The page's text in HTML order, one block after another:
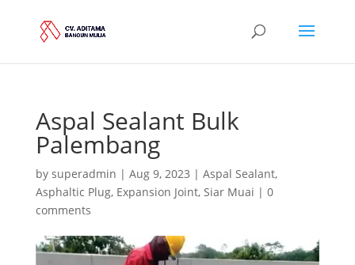
Aspal Sealant Bulk
Palembang
by superadmin | Aug 9, 2023 | Aspal Sealant,
Asphaltic Plug, Expansion Joint, Siar Muai | 0
comments